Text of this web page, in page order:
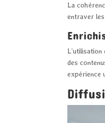
La
entraver
L’utilisation
des
expérience